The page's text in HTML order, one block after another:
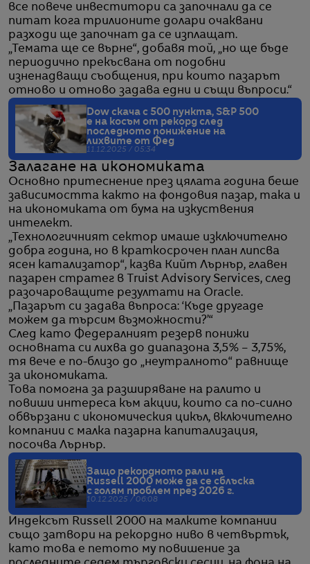
все повече инвеститори са започнали да се
питат кога трилионите долари очаквани
разходи ще започнат да се изплащат.
„Темата ще се върне“, добавя той, „но ще бъде
периодично прекъсвана от подобни
изненадващи съобщения, при които пазарът
отново и отново задава едни и същи въпроси.“
Dow скача с 500 пункта, S&P 500
е на косъм от рекорд след
последното понижение на
лихвите от Фед
11.12.2025 / 05:34
Залагане на икономиката
Основно притеснение през цялата година беше
зависимостта както на фондовия пазар, така и
на икономиката от бума на изкуствения
интелект.
„Технологичният сектор имаше изключително
добра година, но в краткосрочен план липсва
ясен катализатор“, казва Кийт Лърнър, главен
пазарен стратег в Truist Advisory Services, след
разочароващите резултати на Oracle.
„Пазарът си задава въпроса: ‘Къде другаде
можем да търсим възможности?’“
След като Федералният резерв понижи
основната си лихва до диапазона 3,5% – 3,75%,
тя вече е по-близо до „неутралното“ равнище
за икономиката.
Това помогна за разширяване на ралито и
повиши интереса към акции, които са по-силно
обвързани с икономическия цикъл, включително
компании с малка пазарна капитализация,
посочва Лърнър.
Защо рекордното рали на
Russell 2000 може да се сблъска
с голям проблем през 2026 г.
10.12.2025 / 06:08
Индексът Russell 2000 на малките компании
също затвори на рекордно ниво в четвъртък,
като това е петото му повишение за